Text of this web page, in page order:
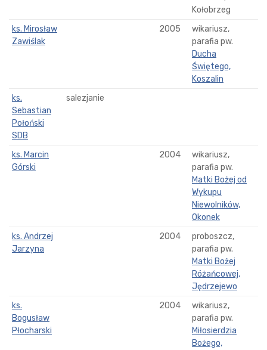
Kołobrzeg
ks. Mirosław
Zawiślak
2005
wikariusz,
parafia pw.
Ducha
Świętego,
Koszalin
ks.
Sebastian
Połoński
SDB
salezjanie
ks. Marcin
Górski
2004
wikariusz,
parafia pw.
Matki Bożej od
Wykupu
Niewolników,
Okonek
ks. Andrzej
Jarzyna
2004
proboszcz,
parafia pw.
Matki Bożej
Różańcowej,
Jędrzejewo
ks.
Bogusław
Płocharski
2004
wikariusz,
parafia pw.
Miłosierdzia
Bożego,